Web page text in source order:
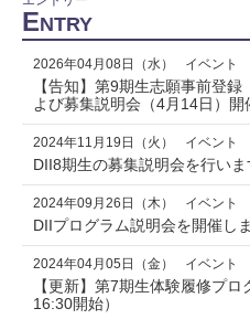
ENTRY
2026年04月08日（水） イベント
【告知】第9期生志願事前登
よび募集説明会（4月14日）開
2024年11月19日（火） イベント
DII8期生の募集説明会を行いま
2024年09月26日（木） イベント
DIIプログラム説明会を開催し
2024年04月05日（金） イベント
【更新】第7期生体験履修プ
16:30開始）